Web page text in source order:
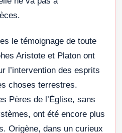
le témoignage de toute
Aristote et Platon ont
l’intervention des esprits
choses terrestres.
Pères de l’Église, sans
ont été encore plus
Origène, dans un curieux